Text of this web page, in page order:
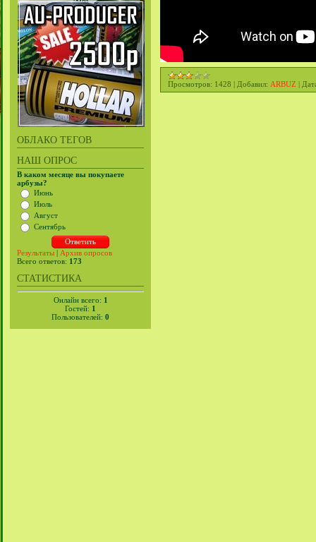
ОБЛАКО ТЕГОВ
НАШ ОПРОС
В каком месяце вы покупаете
арбузы?
Июнь
Июль
Август
Сентябрь
Результаты | Архив опросов
Всего ответов: 173
СТАТИСТИКА
Онлайн всего: 1
Гостей: 1
Пользователей: 0
Просмотров: 1428 | Добавил: ARBUZ |